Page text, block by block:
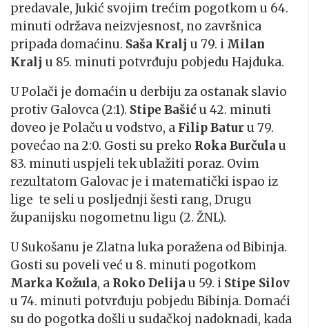
predavale, Jukić svojim trećim pogotkom u 64.
minuti održava neizvjesnost, no završnica
pripada domaćinu. Saša Kralj u 79. i Milan
Kralj u 85. minuti potvrđuju pobjedu Hajduka.
U Polači je domaćin u derbiju za ostanak slavio
protiv Galovca (2:1). Stipe Bašiću 42. minuti
doveo je Polaču u vodstvo, a Filip Batur u 79.
povećao na 2:0. Gosti su preko Roka Burčula u
83. minuti uspjeli tek ublažiti poraz. Ovim
rezultatom Galovac je i matematički ispao iz
lige te seli u posljednji šesti rang, Drugu
županijsku nogometnu ligu (2. ŽNL).
U Sukošanu je Zlatna luka poražena od Bibinja.
Gosti su poveli već u 8. minuti pogotkom
Marka Kožula, a Roko Delija u 59. i Stipe Silov
u 74. minuti potvrđuju pobjedu Bibinja. Domaći
su do pogotka došli u sudačkoj nadoknadi, kada